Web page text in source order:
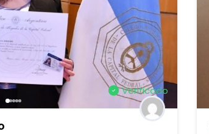
Verificado